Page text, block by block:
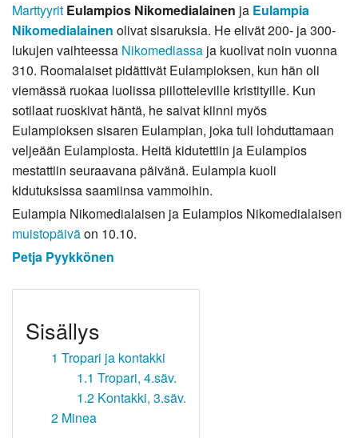
Marttyyrit Eulampios Nikomedialainen ja Eulampia
Nikomedialainen olivat sisaruksia. He elivät 200- ja 300-
lukujen vaihteessa Nikomediassa ja kuolivat noin vuonna
310. Roomalaiset pidättivät Eulampioksen, kun hän oli
viemässä ruokaa luolissa piilotteleville kristityille. Kun
sotilaat ruoskivat häntä, he saivat kiinni myös
Eulampioksen sisaren Eulampian, joka tuli lohduttamaan
veljeään Eulampiosta. Heitä kidutettiin ja Eulampios
mestattiin seuraavana päivänä. Eulampia kuoli
kidutuksissa saamiinsa vammoihin.
Eulampia Nikomedialaisen ja Eulampios Nikomedialaisen
muistopäiväon 10.10.
Petja Pyykkönen
Sisällys
1 Tropari ja kontakki
1.1 Tropari, 4.säv.
1.2 Kontakki, 3.säv.
2 Minea